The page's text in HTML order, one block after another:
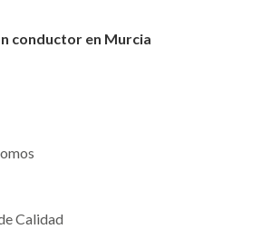
conductor en Murcia
Calidad